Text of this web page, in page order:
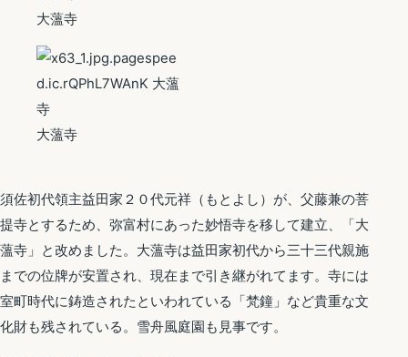
大薀寺
大薀寺
須佐初代領主益田家２０代元祥（もとよし）が、父藤兼の菩
提寺とするため、弥富村にあった妙悟寺を移して建立、「大
薀寺 」と改めました。 大薀寺は益田家初代から三十三代親施
までの位牌が安置され、現在まで引き継がれてます。寺には
室町時代に鋳造されたといわれている「梵鐘」など貴重な文
化財も残されている。雪舟風庭園も見事です。